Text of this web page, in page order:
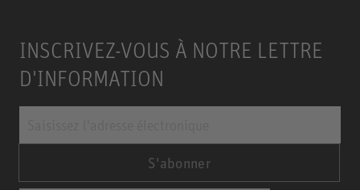
INSCRIVEZ-VOUS À NOTRE LETTRE
D'INFORMATION
S'abonner